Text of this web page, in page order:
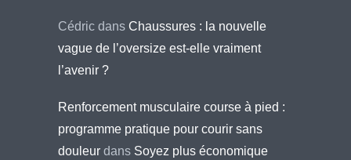
Cédric dans Chaussures : la nouvelle
vague de l’oversize est-elle vraiment
l’avenir ?
Renforcement musculaire course à pied :
programme pratique pour courir sans
douleur dans Soyez plus économique